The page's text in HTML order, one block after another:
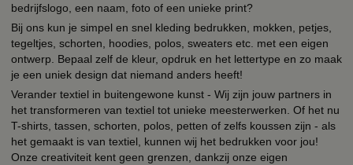
bedrijfslogo, een naam, foto of een unieke print?
Bij ons kun je simpel en snel kleding bedrukken, mokken, petjes,
tegeltjes, schorten, hoodies, polos, sweaters etc. met een eigen
ontwerp. Bepaal zelf de kleur, opdruk en het lettertype en zo maak
je een uniek design dat niemand anders heeft!
Verander textiel in buitengewone kunst - Wij zijn jouw partners in
het transformeren van textiel tot unieke meesterwerken. Of het nu
T-shirts, tassen, schorten, polos, petten of zelfs koussen zijn - als
het gemaakt is van textiel, kunnen wij het bedrukken voor jou!
Onze creativiteit kent geen grenzen, dankzij onze eigen